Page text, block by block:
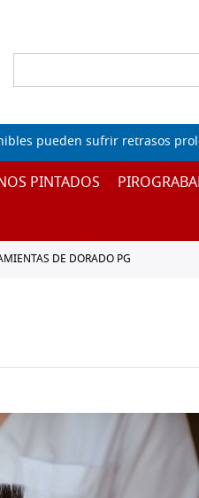
pueden sufrir retrasos
PINTADOS
DE DORADO PG